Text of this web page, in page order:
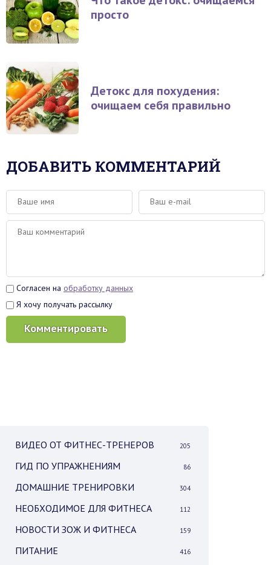
просто
Детокс для похудения:
очищаем себя правильно
ДОБАВИТЬ КОММЕНТАРИЙ
Согласен на обработку данных
Я хочу получать рассылку
Комментировать
ВИДЕО ОТ ФИТНЕС-ТРЕНЕРОВ 205
ГИД ПО УПРАЖНЕНИЯМ 86
ДОМАШНИЕ ТРЕНИРОВКИ 304
НЕОБХОДИМОЕ ДЛЯ ФИТНЕСА 112
НОВОСТИ ЗОЖ И ФИТНЕСА 159
ПИТАНИЕ 416